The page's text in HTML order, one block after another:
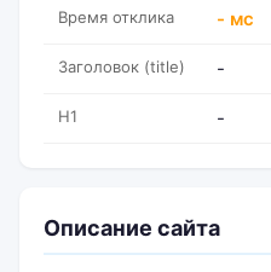
Время отклика - мс
Заголовок (title) -
H1 -
Описание сайта